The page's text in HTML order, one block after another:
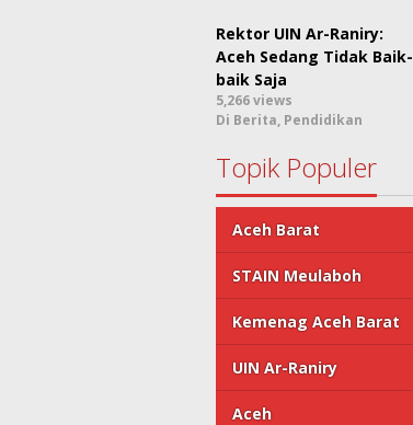
Rektor UIN Ar-Raniry:
Aceh Sedang Tidak Baik-
baik Saja
5,266 views
Di Berita, Pendidikan
Topik Populer
Aceh Barat
STAIN Meulaboh
Kemenag Aceh Barat
UIN Ar-Raniry
Aceh